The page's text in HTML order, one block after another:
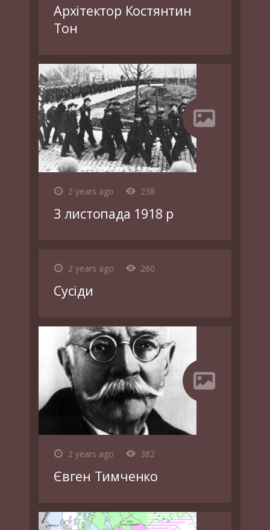
Архітектор Костянтин
Тон
2 years ago 238
3 листопада 1918 р
2 years ago 260
Сусіди
2 years ago 382
Євген Тимченко